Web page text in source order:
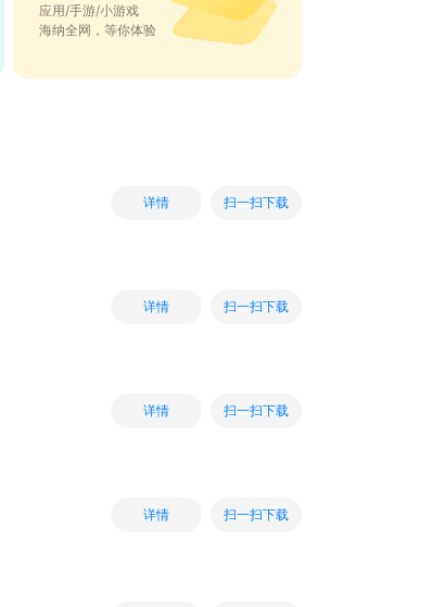
应用/手游/小游戏
海纳全网，等你体验
详情 扫一扫下载
详情 扫一扫下载
详情 扫一扫下载
详情 扫一扫下载